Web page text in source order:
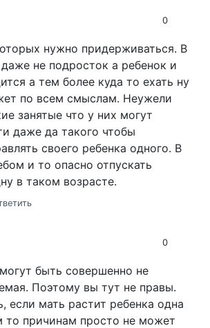
0
нужно придерживаться. В
не подросток а ребенок и
а тем более куда то ехать ну
по всем смыслам. Неужели
занятые что у них могут
даже да такого чтобы
своего ребенка одного. В
и то опасно отпускать
в таком возрасте.
0
быть совершенно не
Поэтому вы тут не правы.
если мать растит ребенка одна
то причинам просто не может